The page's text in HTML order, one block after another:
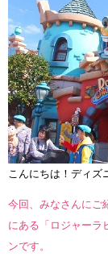
こんにちは！ディズ
今回、みなさんにご
にある「ロジャーラ
ンです。